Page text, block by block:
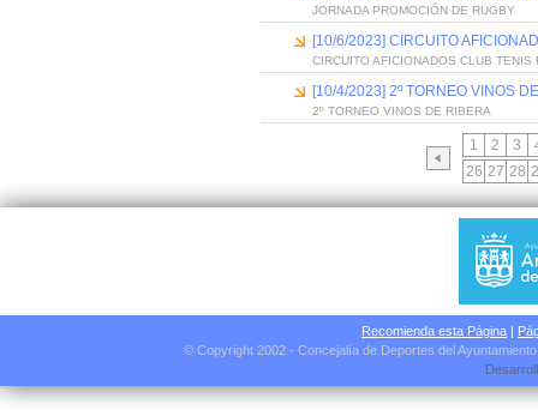
JORNADA PROMOCIÓN DE RUGBY
[10/6/2023] CIRCUITO
CIRCUITO AFICIONADOS CLUB TENIS
[10/4/2023] 2º TORNEO VINOS
2º TORNEO VINOS DE RIBERA
1 2 3
26 27 28
Recomienda esta Página |
© Copyright 2002 - Concejalía de Deportes del